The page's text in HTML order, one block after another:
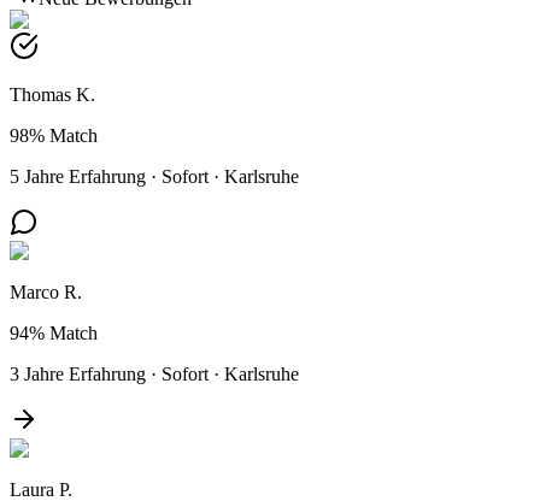
Thomas K.
98% Match
5 Jahre Erfahrung · Sofort · Karlsruhe
Marco R.
94% Match
3 Jahre Erfahrung · Sofort · Karlsruhe
Laura P.